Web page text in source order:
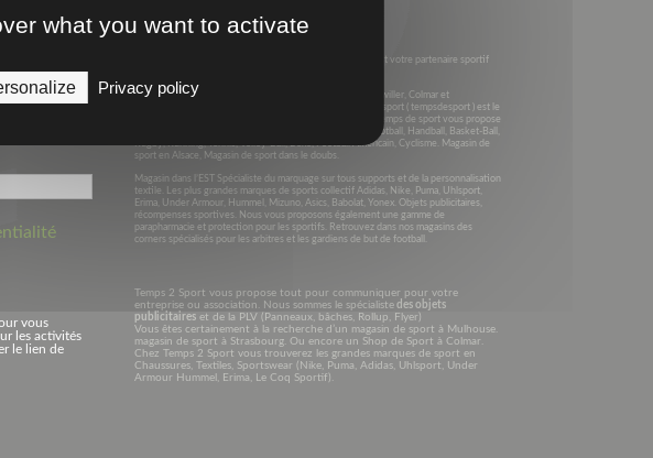
vous
les activités
le lien de
Depuis 2003, Temps 2 sport (anciennement Equip’Sport) est votre partenaire sportif
Avec 4 Magasins dans le GRAND EST à Montbéliard, Richwiller, Colmar et
Niederhausbergen. En Alsace et dans le Grand Est Temps2sport ( tempsdesport ) est le
spécialiste des sports collectifs et des sports individuels. Temps de sport vous propose
tout l’équipement sportif et le textile en Alsace pour le Football, Handball, Basket-Ball,
Rugby, Running, Tennis, Volley-Ball, Boxe, Football Américain, Cyclisme. Magasin de
sport en Alsace, Magasin de sport dans le doubs.
Magasin dans l’EST Spécialiste du marquage sur tous supports et de la personnalisation
textile. Les plus grandes marques de sports collectif Adidas, Nike, Puma, Uhlsport,
Erima, Under Armour, Hummel, Mizuno, Asics, Babolat, Yonex. Objets publicitaires,
récompenses sportives. Nous vous proposons également une gamme de
parapharmacie et protection pour les sportifs. Retrouvez dans nos magasins des
corners spécialisés pour les arbitres et les gardiens de but de football.
Temps 2 Sport vous propose tout pour communiquer pour votre
entreprise ou association. Nous sommes le spécialistedes objets
publicitaireset de la PLV (Panneaux, bâches, Rollup, Flyer)
Vous êtes certainement à la recherche d’un magasin de sport à Mulhouse.
magasin de sport à Strasbourg. Ou encore un Shop de Sport à Colmar.
Chez Temps 2 Sport vous trouverez les grandes marques de sport en
Chaussures, Textiles, Sportswear (Nike, Puma, Adidas, Uhlsport, Under
Armour Hummel, Erima, Le Coq Sportif).
what you want to activate
Privacy policy